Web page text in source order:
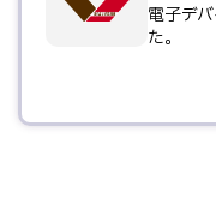
電子デ
た。